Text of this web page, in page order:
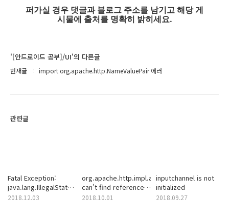
퍼가실 경우 댓글과 블로그 주소를 남기고 해당 게
시물에 출처를 명확히 밝히세요.
'[안드로이드 공부]/UI'의 다른글
현재글 import org.apache.http.NameValuePair 에러
관련글
Fatal Exception:
java.lang.IllegalStateException
Fragment d{} not
2018.12.03
org.apache.http.impl.auth.NegotiateScheme:
can't find referenced
class
2018.10.01
inputchannel is not
initialized
2018.09.27